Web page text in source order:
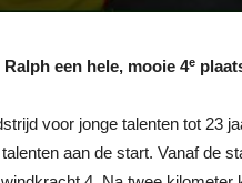
een hele, mooie 4e
voor jonge talenten tot 23
aan de start. Vanaf de